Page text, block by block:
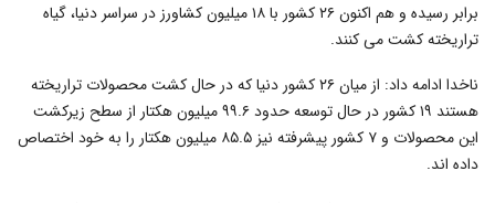
برابر رسیده و هم اکنون ۲۶ کشور با ۱۸ میلیون کشاورز در سراسر دنیا، گیاه
تراریخته کشت می کنند.
ناخدا ادامه داد: از میان ۲۶ کشور دنیا که در حال کشت محصولات تراریخته
هستند ۱۹ کشور در حال توسعه حدود ۹۹.۶ میلیون هکتار از سطح زیرکشت
این محصولات و ۷ کشور پیشرفته نیز ۸۵.۵ میلیون هکتار را به خود اختصاص
داده اند.